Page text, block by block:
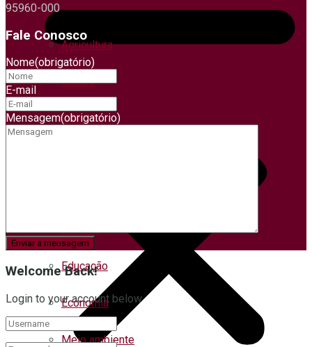
Agricultura
Cultura
Ciências
Esporte
Educação
Economia
Meio ambiente
95960-000
Fale Conosco
Nome(obrigatório)
E-mail
Mensagem(obrigatório)
Welcome Back!
Login to your account below